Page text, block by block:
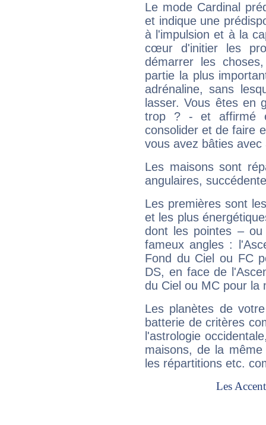
Le mode Cardinal
et indique une
à l'impulsion et à la
cœur d'initier les
démarrer les
partie la plus
adrénaline, sans
lasser. Vous êtes en
trop ? - et affirmé
consolider et de faire
vous avez bâties avec
Les maisons sont
angulaires,
Les premières sont
et les plus
dont les pointes –
fameux angles :
Fond du Ciel ou FC
DS, en face de
du Ciel ou MC pour la
Les planètes de
batterie de critères
l'astrologie
maisons, de la
les répartitions etc.